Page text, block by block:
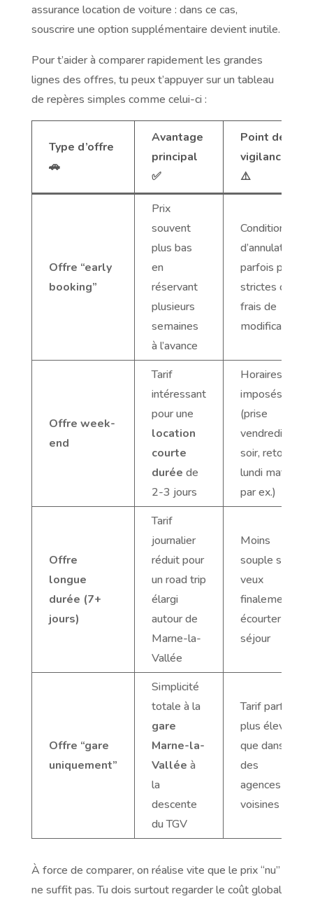
assurance location de voiture : dans ce cas,
souscrire une option supplémentaire devient inutile.
Pour t’aider à comparer rapidement les grandes
lignes des offres, tu peux t’appuyer sur un tableau
de repères simples comme celui-ci :
Type d’offre
🚗
Avantage
principal
✅
Point de
vigilance
⚠️
Offre “early
booking”
Prix
souvent
plus bas
en
réservant
plusieurs
semaines
à l’avance
Conditions
d’annulation
parfois plus
strictes ou
frais de
modification
Offre week-
end
Tarif
intéressant
pour une
location
courte
durée de
2-3 jours
Horaires
imposés
(prise
vendredi
soir, retour
lundi matin
par ex.)
Offre
longue
durée (7+
jours)
Tarif
journalier
réduit pour
un road trip
élargi
autour de
Marne-la-
Vallée
Moins
souple si tu
veux
finalement
écourter ton
séjour
Offre “gare
uniquement”
Simplicité
totale à la
gare
Marne-la-
Vallée à
la
descente
du TGV
Tarif parfois
plus élevé
que dans
des
agences
voisines
À force de comparer, on réalise vite que le prix “nu”
ne suffit pas. Tu dois surtout regarder le coût global